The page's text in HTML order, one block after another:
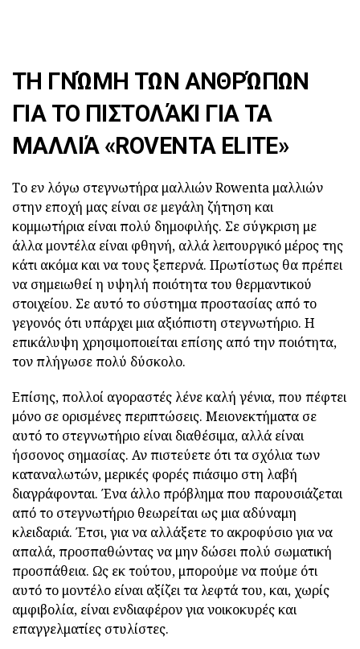
ΤΗ ΓΝΏΜΗ ΤΩΝ ΑΝΘΡΏΠΩΝ
ΓΙΑ ΤΟ ΠΙΣΤΟΛΆΚΙ ΓΙΑ ΤΑ
ΜΑΛΛΙΆ «ROVENTA ELITE»
Το εν λόγω στεγνωτήρα μαλλιών Rowenta μαλλιών
στην εποχή μας είναι σε μεγάλη ζήτηση και
κομμωτήρια είναι πολύ δημοφιλής. Σε σύγκριση με
άλλα μοντέλα είναι φθηνή, αλλά λειτουργικό μέρος της
κάτι ακόμα και να τους ξεπερνά. Πρωτίστως θα πρέπει
να σημειωθεί η υψηλή ποιότητα του θερμαντικού
στοιχείου. Σε αυτό το σύστημα προστασίας από το
γεγονός ότι υπάρχει μια αξιόπιστη στεγνωτήριο. Η
επικάλυψη χρησιμοποιείται επίσης από την ποιότητα,
τον πλήγωσε πολύ δύσκολο.
Επίσης, πολλοί αγοραστές λένε καλή γένια, που πέφτει
μόνο σε ορισμένες περιπτώσεις. Μειονεκτήματα σε
αυτό το στεγνωτήριο είναι διαθέσιμα, αλλά είναι
ήσσονος σημασίας. Αν πιστεύετε ότι τα σχόλια των
καταναλωτών, μερικές φορές πιάσιμο στη λαβή
διαγράφονται. Ένα άλλο πρόβλημα που παρουσιάζεται
από το στεγνωτήριο θεωρείται ως μια αδύναμη
κλειδαριά. Έτσι, για να αλλάξετε το ακροφύσιο για να
απαλά, προσπαθώντας να μην δώσει πολύ σωματική
προσπάθεια. Ως εκ τούτου, μπορούμε να πούμε ότι
αυτό το μοντέλο είναι αξίζει τα λεφτά του, και, χωρίς
αμφιβολία, είναι ενδιαφέρον για νοικοκυρές και
επαγγελματίες στυλίστες.